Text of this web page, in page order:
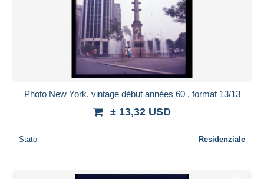
Photo New York, vintage début années 60 , format 13/13
± 13,32 USD
Stato Residenziale